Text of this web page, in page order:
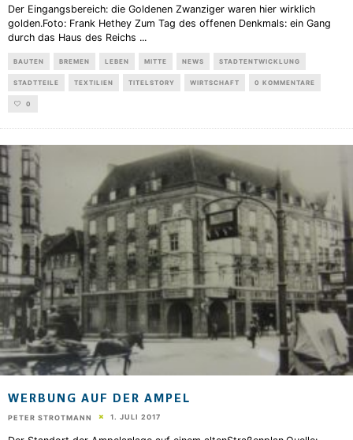
Der Eingangsbereich: die Goldenen Zwanziger waren hier wirklich
golden.Foto: Frank Hethey Zum Tag des offenen Denkmals: ein Gang
durch das Haus des Reichs ...
BAUTEN BREMEN LEBEN MITTE NEWS STADTENTWICKLUNG
STADTTEILE TEXTILIEN TITELSTORY WIRTSCHAFT 0 KOMMENTARE
0
WERBUNG AUF DER AMPEL
PETER STROTMANN 1. JULI 2017